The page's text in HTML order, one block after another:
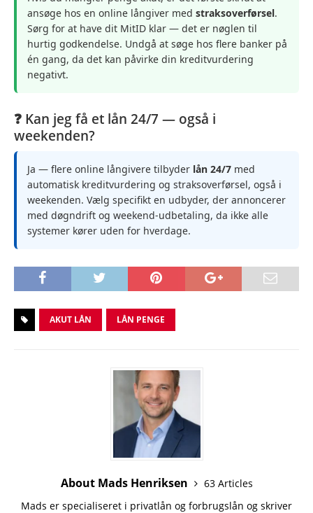
ansøge hos en online långiver med straksoverførsel.
Sørg for at have dit MitID klar — det er nøglen til
hurtig godkendelse. Undgå at søge hos flere banker på
én gang, da det kan påvirke din kreditvurdering
negativt.
❓ Kan jeg få et lån 24/7 — også i
weekenden?
Ja — flere online långivere tilbyder lån 24/7 med
automatisk kreditvurdering og straksoverførsel, også i
weekenden. Vælg specifikt en udbyder, der annoncerer
med døgndrift og weekend-udbetaling, da ikke alle
systemer kører uden for hverdage.
AKUT LÅN LÅN PENGE
About Mads Henriksen
63 Articles
Mads er specialiseret i privatlån og forbrugslån og skriver